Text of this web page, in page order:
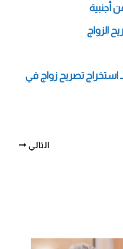
أجنبية
الزواج
استخراج تصريح زواج في
التالي